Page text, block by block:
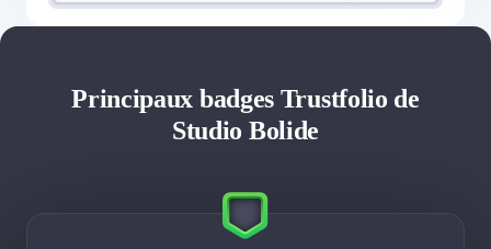
Principaux badges Trustfolio de
Studio Bolide